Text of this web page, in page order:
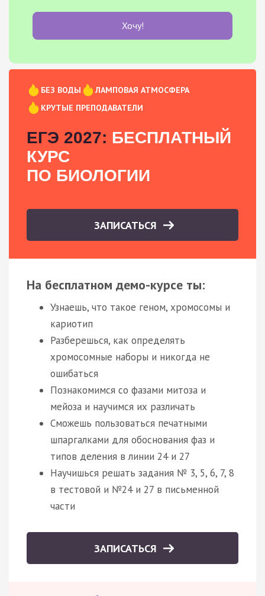
Хочу!
БЕЗ ВОДЫ
ЛАМПОВАЯ АТМОСФЕРА
КРУТЫЕ ПРЕПОДАВАТЕЛИ
ЕГЭ 2027: БЕСПЛАТНЫЙ
КУРС
ПО БИОЛОГИИ
ЗАПИСАТЬСЯ
На бесплатном демо-курсе ты:
Узнаешь, что такое геном, хромосомы и
кариотип
Разберешься, как определять
хромосомные наборы и никогда не
ошибаться
Познакомимся со фазами митоза и
мейоза и научимся их различать
Сможешь пользоваться печатными
шпаргалками для обоснования фаз и
типов деления в линии 24 и 27
Научишься решать задания № 3, 5, 6, 7, 8
в тестовой и №24 и 27 в письменной
части
ЗАПИСАТЬСЯ